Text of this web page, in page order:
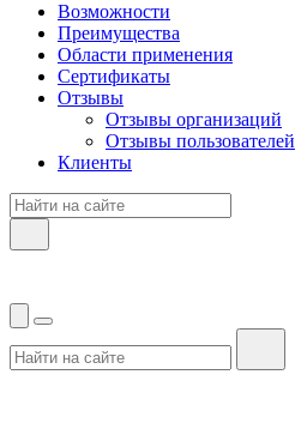
Возможности
Преимущества
Области применения
Сертификаты
Отзывы
Отзывы организаций
Отзывы пользователей
Клиенты